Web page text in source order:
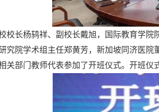
校长杨鸫祥、副校长戴旭，国际教育学院
究院学术组主任郑黄芳，新加坡同济医
关部门教师代表参加了开班仪式。开班仪